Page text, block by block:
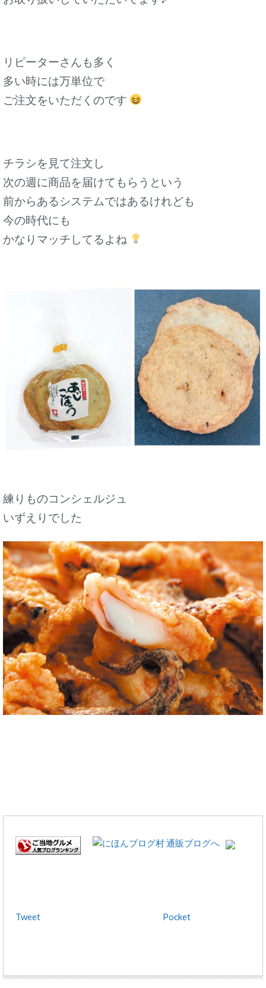
リピーターさんも多く
多い時には万単位で
ご注文をいただくのです
チラシを見て注文し
次の週に商品を届けてもらうという
前からあるシステムではあるけれども
今の時代にも
かなりマッチしてるよね
練りものコンシェルジュ
いずえりでした
Tweet Pocket